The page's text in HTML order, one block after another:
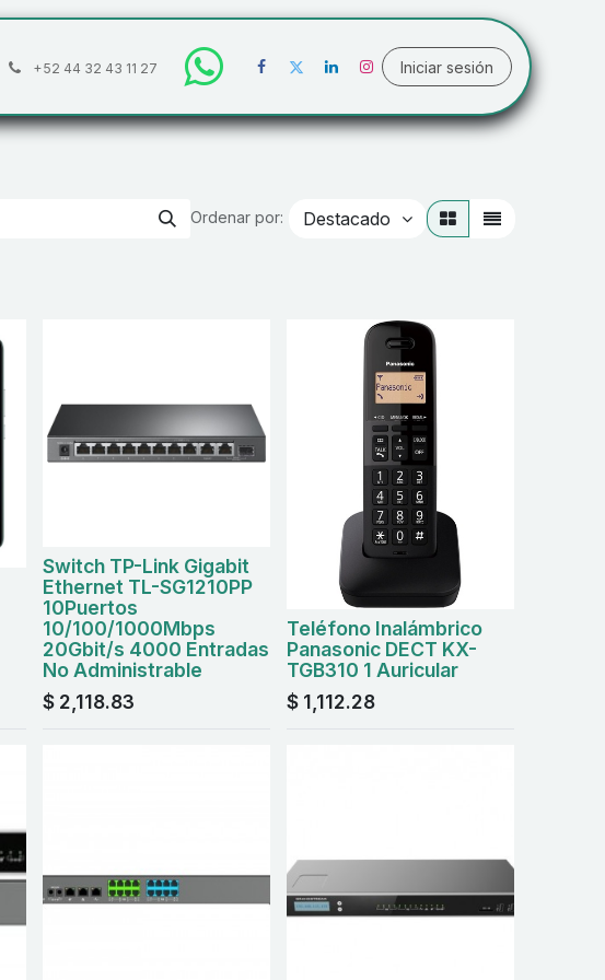
+52 44 32 43 11 27 Iniciar sesión
Ordenar por: Destacado
Switch TP-Link Gigabit
Ethernet TL-SG1210PP
10Puertos
10/100/1000Mbps
20Gbit/s 4000 Entradas
No Administrable
$ 2,118.83
Teléfono Inalámbrico
Panasonic DECT KX-
TGB310 1 Auricular
$ 1,112.28